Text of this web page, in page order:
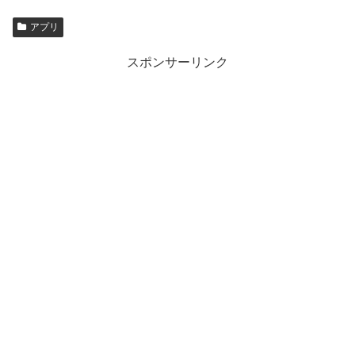
アプリ
スポンサーリンク